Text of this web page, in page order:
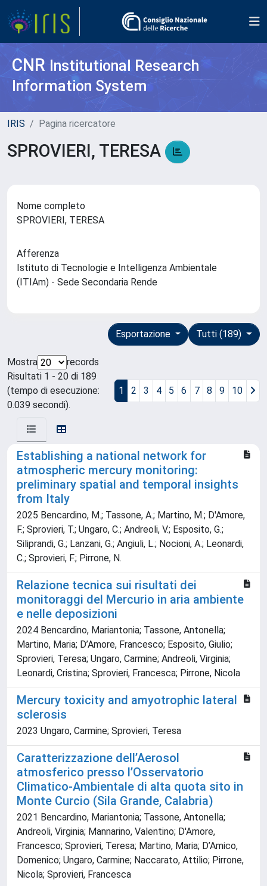
CNR Institutional Research
Information System
IRIS Pagina ricercatore
SPROVIERI, TERESA
Nome completo
SPROVIERI, TERESA
Afferenza
Istituto di Tecnologie e Intelligenza Ambientale
(ITIAm) - Sede Secondaria Rende
Tutti (189)
Esportazione
Mostra
records
Risultati 1 - 20 di 189
(tempo di esecuzione:
0.039 secondi).
1 2 3 4 5 6 7 8 9 10
Establishing a national network for
atmospheric mercury monitoring:
preliminary spatial and temporal insights
from Italy
2025 Bencardino, M.; Tassone, A.; Martino, M.; D'Amore,
F.; Sprovieri, T.; Ungaro, C.; Andreoli, V.; Esposito, G.;
Siliprandi, G.; Lanzani, G.; Angiuli, L.; Nocioni, A.; Leonardi,
C.; Sprovieri, F.; Pirrone, N.
Relazione tecnica sui risultati dei
monitoraggi del Mercurio in aria ambiente
e nelle deposizioni
2024 Bencardino, Mariantonia; Tassone, Antonella;
Martino, Maria; D’Amore, Francesco; Esposito, Giulio;
Sprovieri, Teresa; Ungaro, Carmine; Andreoli, Virginia;
Leonardi, Cristina; Sprovieri, Francesca; Pirrone, Nicola
Mercury toxicity and amyotrophic lateral
sclerosis
2023 Ungaro, Carmine; Sprovieri, Teresa
Caratterizzazione dell’Aerosol
atmosferico presso l’Osservatorio
Climatico-Ambientale di alta quota sito in
Monte Curcio (Sila Grande, Calabria)
2021 Bencardino, Mariantonia; Tassone, Antonella;
Andreoli, Virginia; Mannarino, Valentino; D'Amore,
Francesco; Sprovieri, Teresa; Martino, Maria; D’Amico,
Domenico; Ungaro, Carmine; Naccarato, Attilio; Pirrone,
Nicola; Sprovieri, Francesca